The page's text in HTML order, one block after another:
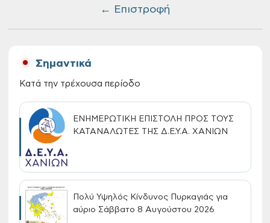
← Επιστροφή
Σημαντικά
Κατά την τρέχουσα περίοδο
ΕΝΗΜΕΡΩΤΙΚΗ ΕΠΙΣΤΟΛΗ ΠΡΟΣ ΤΟΥΣ
ΚΑΤΑΝΑΛΩΤΕΣ ΤΗΣ Δ.Ε.Υ.Α. ΧΑΝΙΩΝ
Πολύ Υψηλός Κίνδυνος Πυρκαγιάς για
αύριο Σάββατο 8 Αυγούστου 2026